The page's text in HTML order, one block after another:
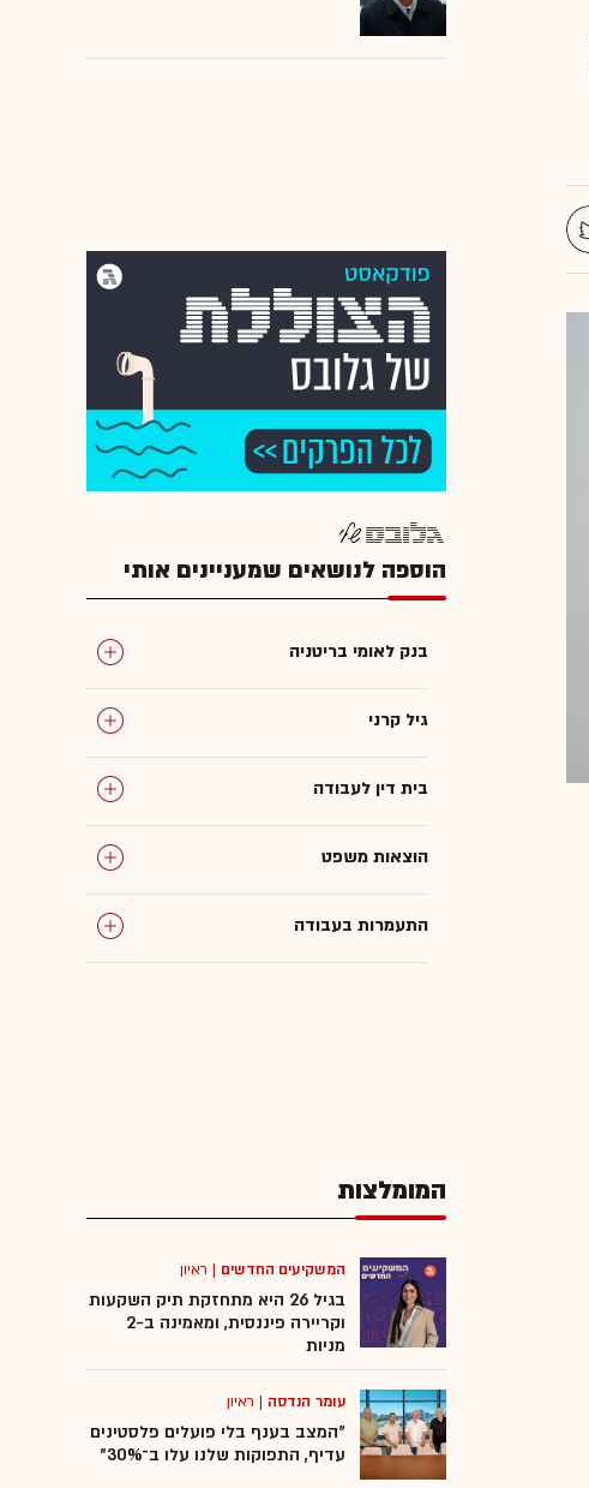
הוספה לנושאים שמעניינים אותי
בנק לאומי בריטניה
גיל קרני
בית דין לעבודה
הוצאות משפט
התעמרות בעבודה
בנק לאומי
המומלצות
המשקיעים החדשים | ראיון
בגיל 26 היא מתחזקת תיק השקעות
וקריירה פיננסית, ומאמינה ב-2
מניות
עומר הנדסה | ראיון
"המצב בענף בלי פועלים פלסטינים
עדיף, התפוקות שלנו עלו ב־30%"